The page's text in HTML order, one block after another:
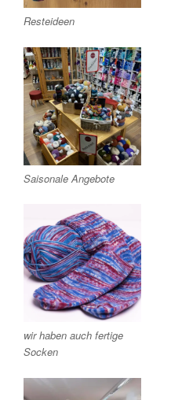
Resteideen
Saisonale Angebote
wir haben auch fertige
Socken